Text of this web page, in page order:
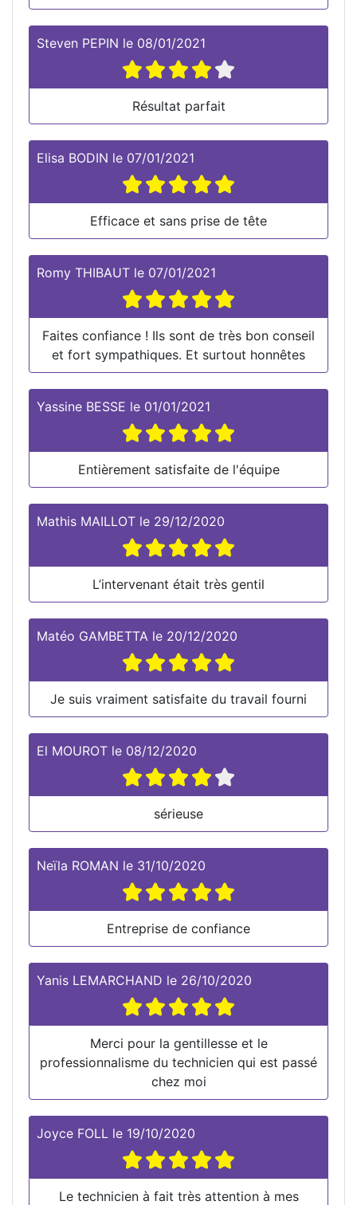
Steven PEPIN le 08/01/2021
Résultat parfait
Elisa BODIN le 07/01/2021
Efficace et sans prise de tête
Romy THIBAUT le 07/01/2021
Faites confiance ! Ils sont de très bon conseil
et fort sympathiques. Et surtout honnêtes
Yassine BESSE le 01/01/2021
Entièrement satisfaite de l'équipe
Mathis MAILLOT le 29/12/2020
L’intervenant était très gentil
Matéo GAMBETTA le 20/12/2020
Je suis vraiment satisfaite du travail fourni
El MOUROT le 08/12/2020
sérieuse
Neïla ROMAN le 31/10/2020
Entreprise de confiance
Yanis LEMARCHAND le 26/10/2020
Merci pour la gentillesse et le
professionnalisme du technicien qui est passé
chez moi
Joyce FOLL le 19/10/2020
Le technicien à fait très attention à mes